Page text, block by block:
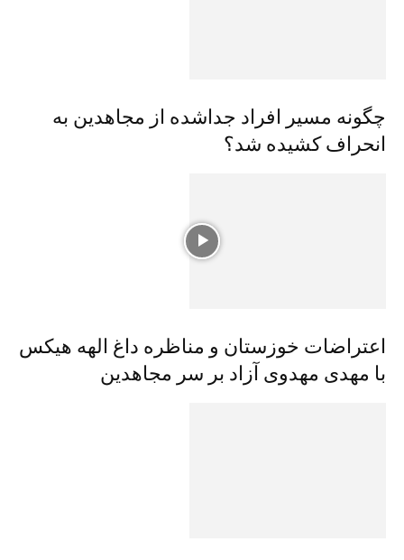
چگونه مسیر افراد جداشده از مجاهدین به
انحراف کشیده شد؟
اعتراضات خوزستان و مناظره داغ الهه هیکس
با مهدی مهدوی آزاد بر سر مجاهدین